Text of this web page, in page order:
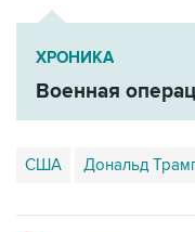
ХРОНИКА
Военная
США Дональд